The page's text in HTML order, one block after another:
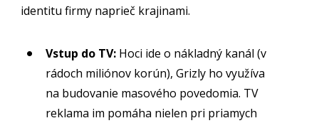
identitu firmy naprieč krajinami.
Vstup do TV: Hoci ide o nákladný kanál (v
rádoch miliónov korún), Grizly ho využíva
na budovanie masového povedomia. TV
reklama im pomáha nielen pri priamych